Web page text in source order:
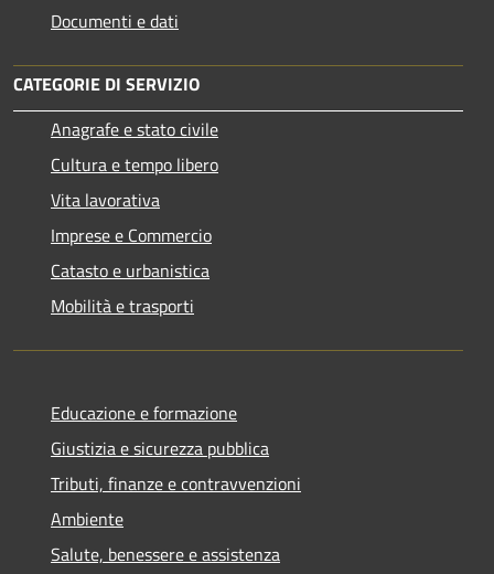
Documenti e dati
CATEGORIE DI SERVIZIO
Anagrafe e stato civile
Cultura e tempo libero
Vita lavorativa
Imprese e Commercio
Catasto e urbanistica
Mobilità e trasporti
Educazione e formazione
Giustizia e sicurezza pubblica
Tributi, finanze e contravvenzioni
Ambiente
Salute, benessere e assistenza